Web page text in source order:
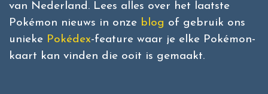
van Nederland. Lees alles over het laatste
Pokémon nieuws in onze blog of gebruik ons
unieke Pokédex-feature waar je elke Pokémon-
kaart kan vinden die ooit is gemaakt.